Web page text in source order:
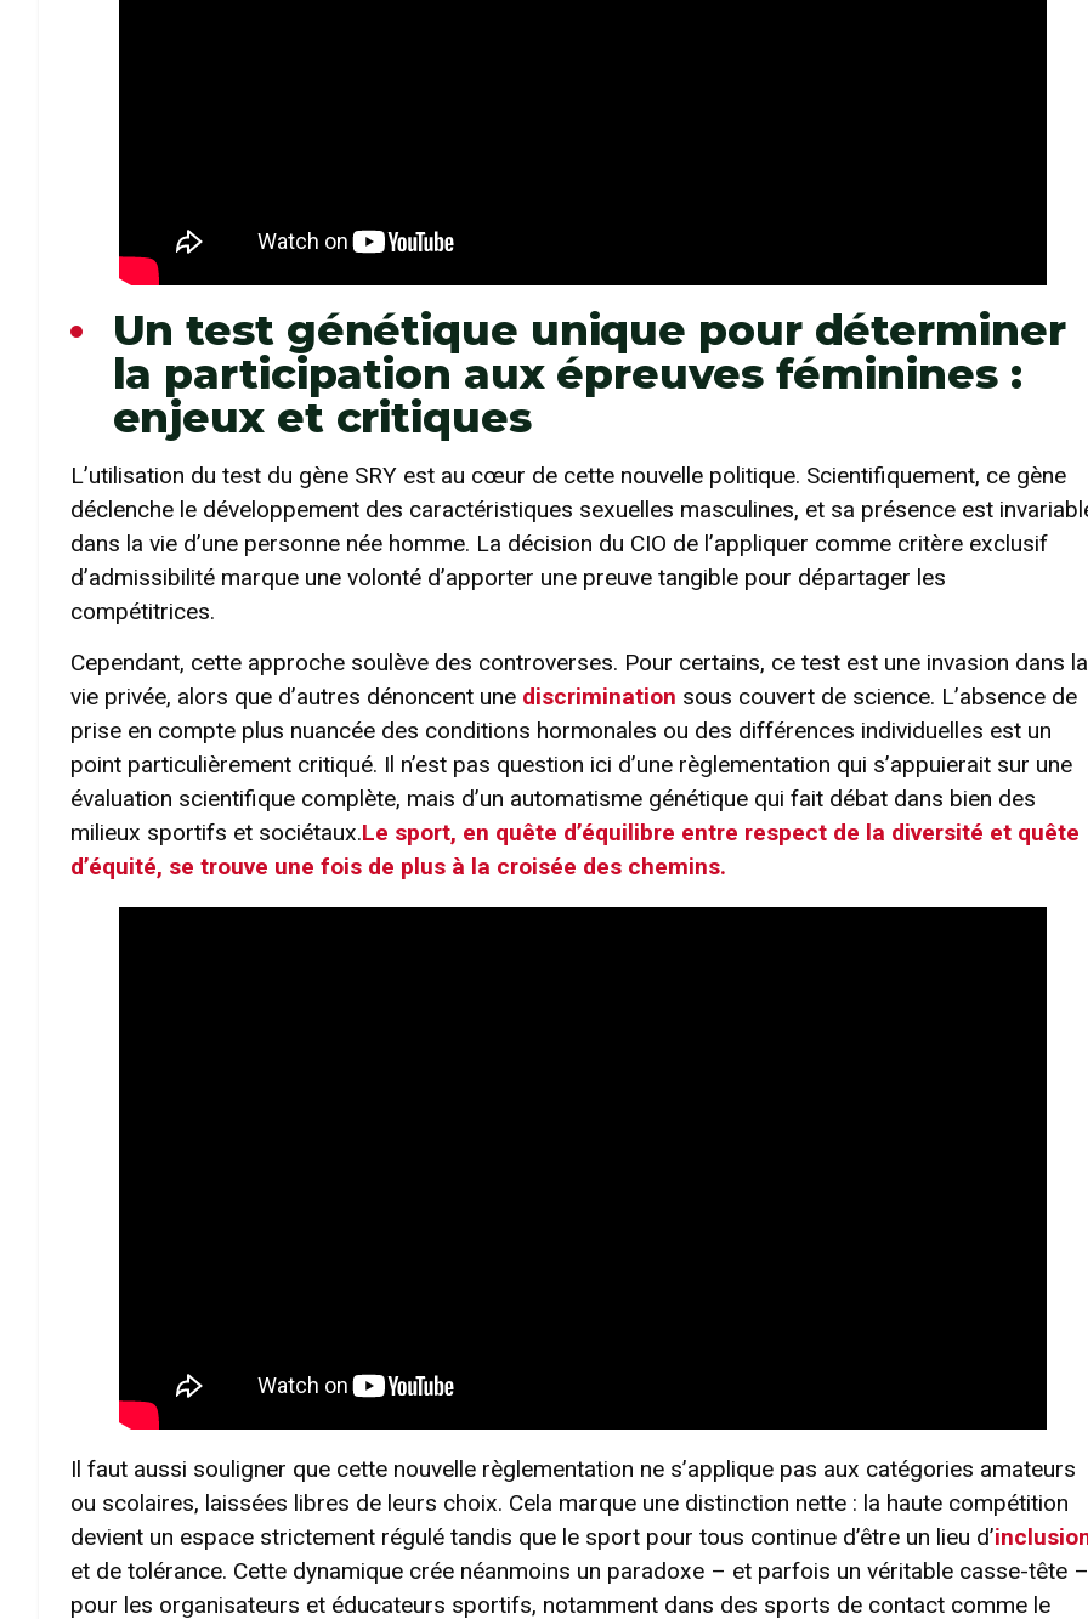
Un test génétique unique pour déterminer
la participation aux épreuves féminines :
enjeux et critiques
L’utilisation du test du gène SRY est au cœur de cette nouvelle politique. Scientifiquement, ce gène
déclenche le développement des caractéristiques sexuelles masculines, et sa présence est
dans la vie d’une personne née homme. La décision du CIO de l’appliquer comme critère exclusif
d’admissibilité marque une volonté d’apporter une preuve tangible pour départager les
compétitrices.
Cependant, cette approche soulève des controverses. Pour certains, ce test est une invasion dans la
vie privée, alors que d’autres dénoncent une discrimination sous couvert de science. L’absence de
prise en compte plus nuancée des conditions hormonales ou des différences individuelles est un
point particulièrement critiqué. Il n’est pas question ici d’une règlementation qui s’appuierait sur une
évaluation scientifique complète, mais d’un automatisme génétique qui fait débat dans bien des
milieux sportifs et sociétaux.Le sport, en quête d’équilibre entre respect de la diversité et quête
d’équité, se trouve une fois de plus à la croisée des chemins.
Il faut aussi souligner que cette nouvelle règlementation ne s’applique pas aux catégories amateurs
ou scolaires, laissées libres de leurs choix. Cela marque une distinction nette : la haute compétition
devient un espace strictement régulé tandis que le sport pour tous continue d’être un lieu d’
et de tolérance. Cette dynamique crée néanmoins un paradoxe – et parfois un véritable casse-tête –
pour les organisateurs et éducateurs sportifs, notamment dans des sports de contact comme le